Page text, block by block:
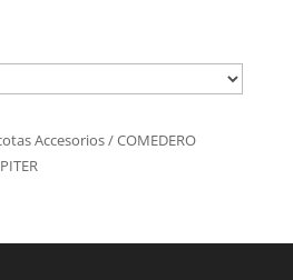
Accesorios/ COMEDERO